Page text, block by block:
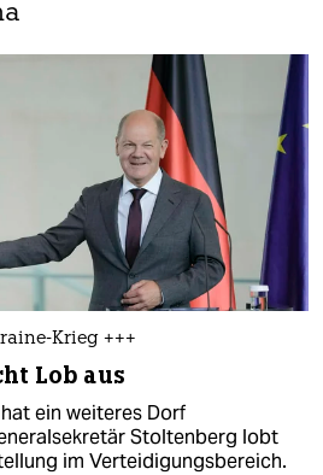
Krieg +++
Lob aus
ein weiteres Dorf
Stoltenberg lobt
im Verteidigungsbereich.